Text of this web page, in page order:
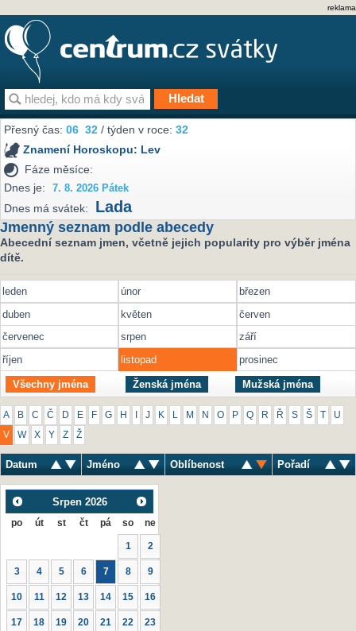
reklama
Přesný čas:06 32 / týden v roce:32
Znamení Horoskopu: Lev
Fáze měsíce:
Dnes je:
7. 8. 2026 Pátek
Dnes má svátek: Lada
Jmenný seznam podle abecedy
Abecední seznam jmen, včetně jejich popularity pro výběr jména
dítě.
leden únor
březen
duben
květen
červen
červenec
srpen
září
říjen
listopad prosinec
Všechny jména Ženská jména Mužská jména
A B C Č D E F G H J K M N O P Q R Ř S Š U
V W X Y Z Ž
Datum Jméno Oblíbenost Pořadí
Srpen 2026
po út st čt pá so ne
1 2
3 4 5 6 7 8 9
10 11 12 13 14 15 16
17 18 19 20 21 22 23